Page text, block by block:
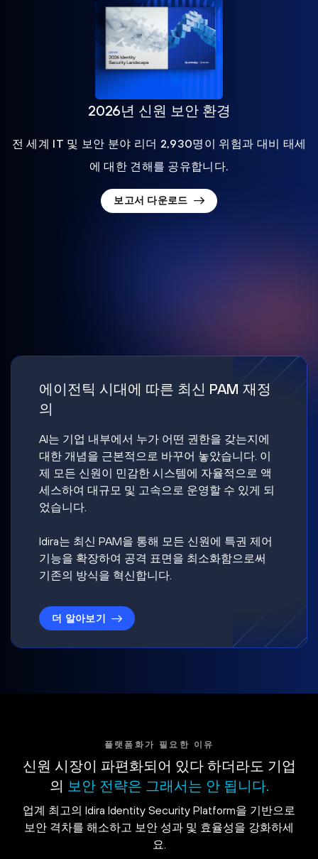
2026년 신원 보안 환경
전 세계 IT 및 보안 분야 리더 2,930명이 위험과 대비 태세
에 대한 견해를 공유합니다.
보고서 다운로드
에이전틱 시대에 따른 최신 PAM 재정
의
AI는 기업 내부에서 누가 어떤 권한을 갖는지에
대한 개념을 근본적으로 바꾸어 놓았습니다. 이
제 모든 신원이 민감한 시스템에 자율적으로 액
세스하여 대규모 및 고속으로 운영할 수 있게 되
었습니다.
Idira는 최신 PAM을 통해 모든 신원에 특권 제어
기능을 확장하여 공격 표면을 최소화함으로써
기존의 방식을 혁신합니다.
더 알아보기
플랫폼화가 필요한 이유
신원 시장이 파편화되어 있다 하더라도 기업
의 보안 전략은 그래서는 안 됩니다.
업계 최고의 Idira Identity Security Platform을 기반으로
보안 격차를 해소하고 보안 성과 및 효율성을 강화하세
요.